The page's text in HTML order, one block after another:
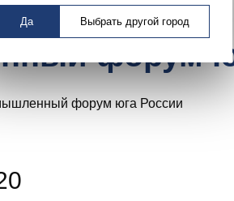
Да Выбрать другой город
форум